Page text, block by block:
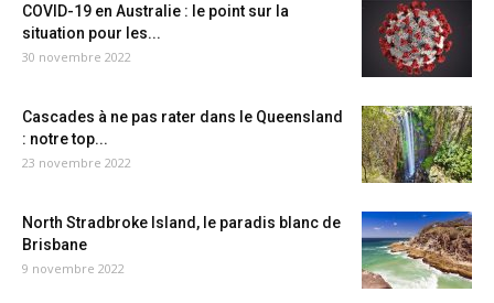
COVID-19 en Australie : le point sur la
situation pour les...
30 novembre 2022
Cascades à ne pas rater dans le Queensland
: notre top...
23 novembre 2022
North Stradbroke Island, le paradis blanc de
Brisbane
9 novembre 2022